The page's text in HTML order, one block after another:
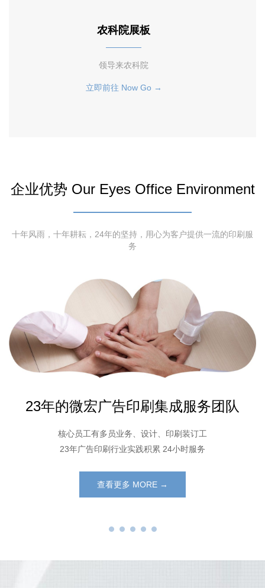
农科院展板
领导来农科院
立即前往 Now Go →
企业优势 Our Eyes Office Environment
十年风雨，十年耕耘，24年的坚持，用心为客户提供一流的印刷服
务
23年的微宏广告印刷集成服务团队
核心员工有多员业务、设计、印刷装订工
23年广告印刷行业实践积累 24小时服务
查看更多 MORE →